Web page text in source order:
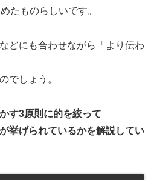
たものらしいです。
どにも合わせながら「より伝わ
でしょう。
す3原則に的を絞って
挙げられているかを解説してい